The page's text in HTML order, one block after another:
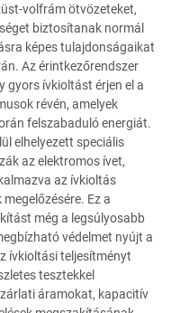
volfrám ötvözeteket,
biztosítanak normál
képes tulajdonságaikat
Az érintkezőrendszer
gyors ívkioltást érjen el a
révén, amelyek
felszabaduló energiát.
elhelyezett speciális
az elektromos ívet,
az ívkioltás
Ez a
még a legsúlyosabb
védelmet nyújt a
ívkioltási teljesítményt
tesztekkel
áramokat, kapacitív